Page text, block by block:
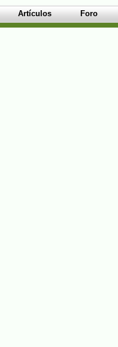
Artículos Foro